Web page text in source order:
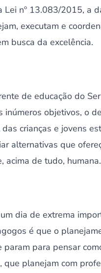
Lei nº 13.083/2015, a
executam e
busca da excelência.
de educação do
inúmeros objetivos, o
crianças e jovens
alternativas que
acima de tudo, humana.
dia de extrema
é que o
para pensar
que planejam com